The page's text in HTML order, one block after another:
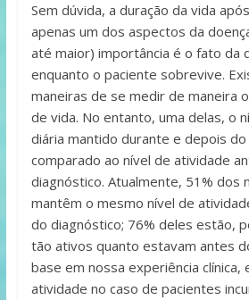
Sem dúvida, a duração da vida
apenas um dos aspectos da
até maior) importância é o fato da
enquanto o paciente sobrevive.
maneiras de se medir de maneira
de vida. No entanto, uma delas, o
diária mantido durante e depois
comparado ao nível de atividade
diagnóstico. Atualmente, 51% dos
mantêm o mesmo nível de
do diagnóstico; 76% deles estão,
tão ativos quanto estavam antes
base em nossa experiência clínica,
atividade no caso de pacientes